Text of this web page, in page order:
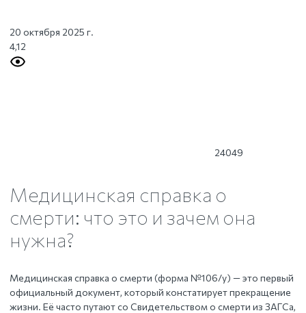
20 октября 2025 г.
4,12
24049
Медицинская справка о
смерти: что это и зачем она
нужна?
Медицинская справка о смерти (форма №106/у) — это первый
официальный документ, который констатирует прекращение
жизни. Её часто путают со Свидетельством о смерти из ЗАГСа,